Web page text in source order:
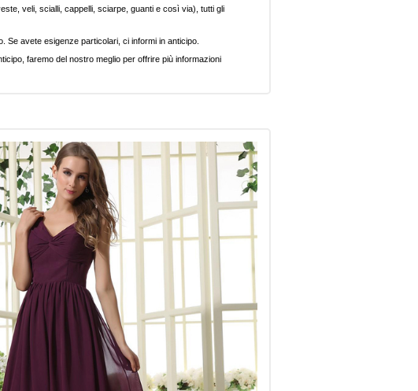
veli, scialli, cappelli, sciarpe, guanti e così via), tutti gli
Se avete esigenze particolari, ci informi in anticipo.
faremo del nostro meglio per offrire più informazioni